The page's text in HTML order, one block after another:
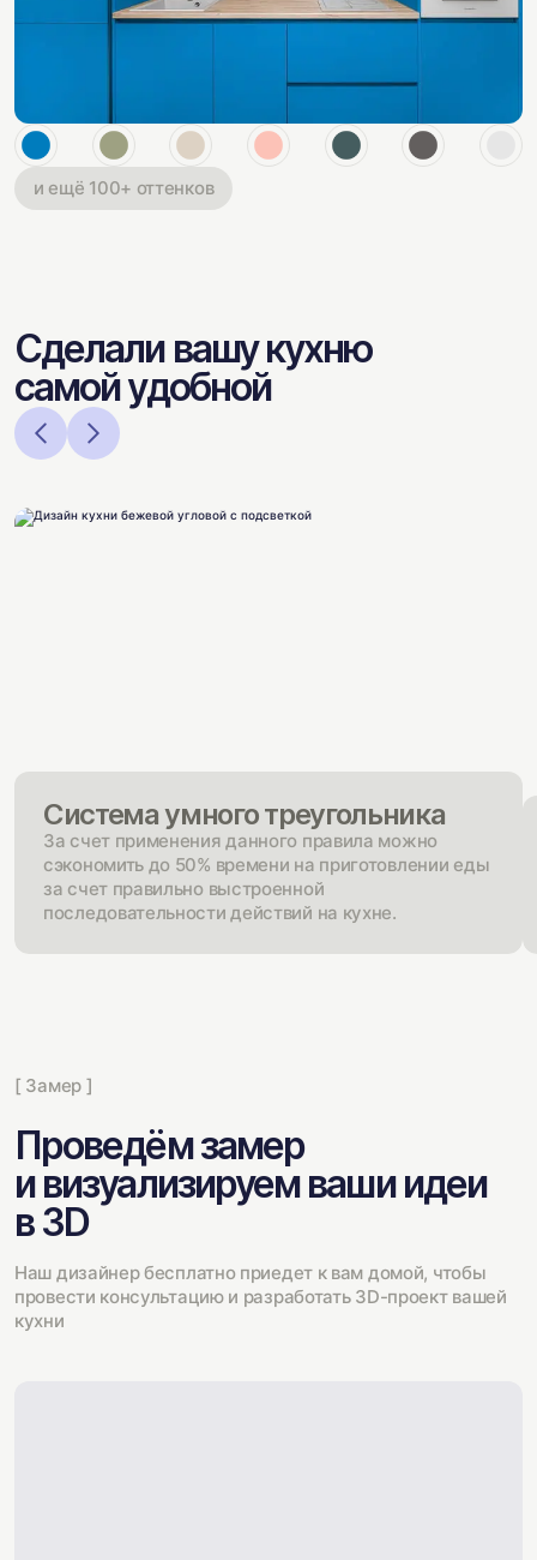
и ещё 100+ оттенков
Сделали вашу кухню
самой удобной
Система умного треугольника
За счет применения данного правила можно
сэкономить до 50% времени на приготовлении еды
за счет правильно выстроенной
последовательности действий на кухне.
[ Замер ]
Проведём замер
и визуализируем ваши идеи
в 3D
Наш дизайнер бесплатно приедет к вам домой, чтобы
провести консультацию и разработать 3D-проект вашей
кухни